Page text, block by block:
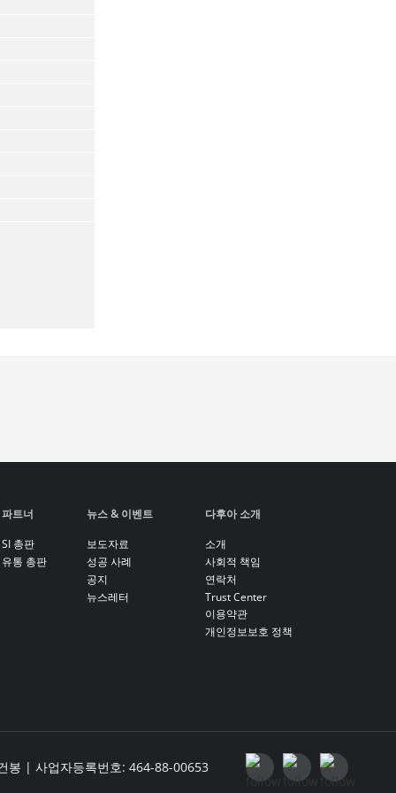
파트너
SI 총판
유통 총판
뉴스 & 이벤트
보도자료
성공 사례
공지
뉴스레터
다후아 소개
소개
사회적 책임
연락처
Trust Center
이용약관
개인정보보호 정책
봉 | 사업자등록번호: 464-88-00653